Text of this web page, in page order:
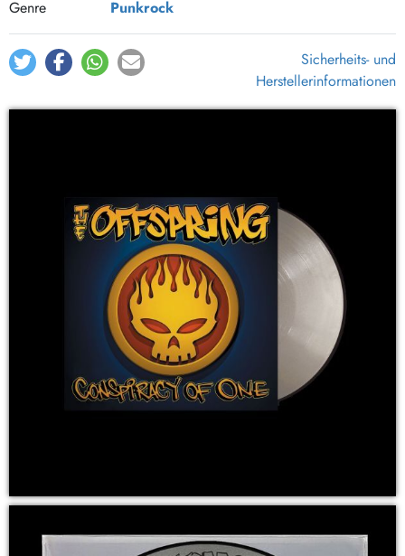
Genre
Punkrock
Sicherheits- und
Herstellerinformationen